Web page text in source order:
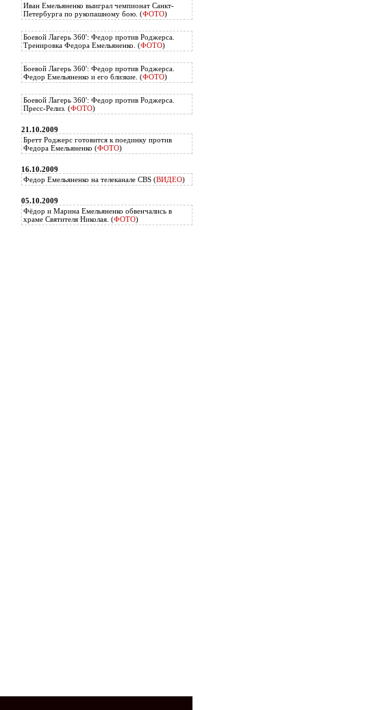
Иван Емельяненко выиграл чемпионат Санкт-
Петербурга по рукопашному бою. (ФОТО)
Боевой Лагерь 360': Федор против Роджерса.
Тренировка Федора Емельяненко. (ФОТО)
Боевой Лагерь 360': Федор против Роджерса.
Федор Емельяненко и его близкие. (ФОТО)
Боевой Лагерь 360': Федор против Роджерса.
Пресс-Релиз. (ФОТО)
21.10.2009
Бретт Роджерс готовится к поединку против
Федора Емельяненко (ФОТО)
16.10.2009
Федор Емельяненко на телеканале CBS (ВИДЕО)
05.10.2009
Фёдор и Марина Емельяненко обвенчались в
храме Святителя Николая. (ФОТО)